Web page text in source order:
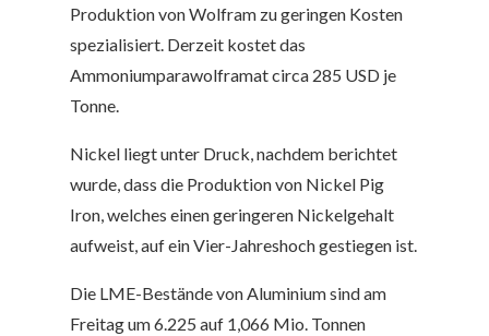
Produktion von Wolfram zu geringen Kosten
spezialisiert. Derzeit kostet das
Ammoniumparawolframat circa 285 USD je
Tonne.
Nickel liegt unter Druck, nachdem berichtet
wurde, dass die Produktion von Nickel Pig
Iron, welches einen geringeren Nickelgehalt
aufweist, auf ein Vier-Jahreshoch gestiegen ist.
Die LME-Bestände vonAluminiumsind am
Freitag um 6.225 auf 1,066 Mio. Tonnen